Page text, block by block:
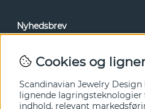
Nyhedsbrev
tilbud før alle andre. Tilmeld
Cookies og
Scandinavian Jewelry
lignende
indhold, relevant